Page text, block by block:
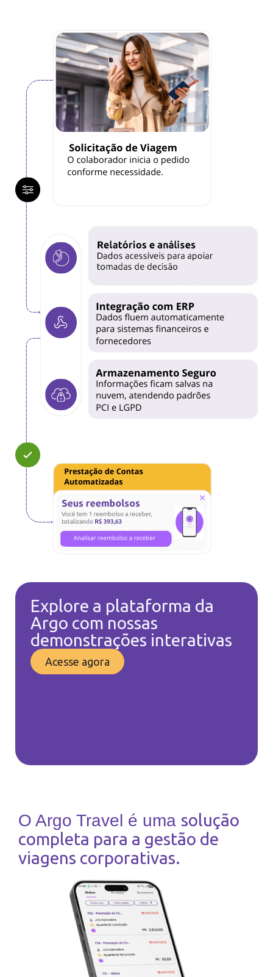
Explore a plataforma da
Argo com nossas
demonstrações interativas
Acesse agora
O Argo Travel é uma solução
completa para a gestão de
viagens corporativas.